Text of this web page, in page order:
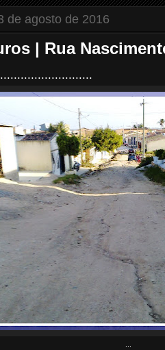
de agosto de 2016
| Rua